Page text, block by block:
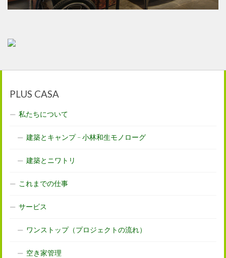
PLUS CASA
私たちについて
建築とキャンプ – 小林和生モノローグ
建築とニワトリ
これまでの仕事
サービス
ワンストップ（プロジェクトの流れ）
空き家管理